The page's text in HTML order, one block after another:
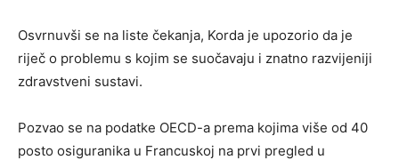
Osvrnuvši se na liste čekanja, Korda je upozorio da je
riječ o problemu s kojim se suočavaju i znatno razvijeniji
zdravstveni sustavi.
Pozvao se na podatke OECD-a prema kojima više od 40
posto osiguranika u Francuskoj na prvi pregled u